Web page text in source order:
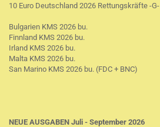
10 Euro Deutschland 2026 Rettungskräfte -G-
Bulgarien KMS 2026 bu.
Finnland KMS 2026 bu.
Irland KMS 2026 bu.
Malta KMS 2026 bu.
San Marino KMS 2026 bu. (FDC + BNC)
NEUE AUSGABEN Juli - September 2026